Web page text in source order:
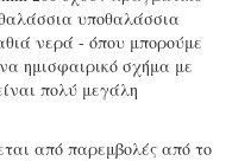
υποθαλάσσια
νερά - όπου μπορούμε
ημισφαιρικό σχήμα με
πολύ μεγάλη
από παρεμβολές από το